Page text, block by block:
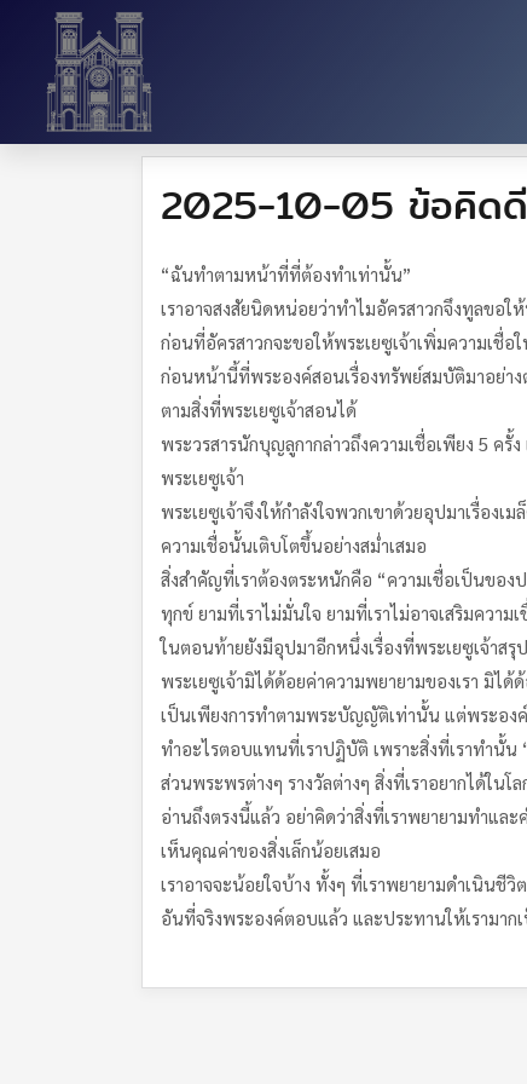
2025-10-05 ข้อคิด
“ฉันทำตามหน้าที่ที่ต้องทำเท่านั้น”
เราอาจสงสัยนิดหน่อยว่าทำไมอัครสาวกจึงทูลขอใ
ก่อนที่อัครสาวกจะขอให้พระเยซูเจ้าเพิ่มความเชื่
ก่อนหน้านี้ที่พระองค์สอนเรื่องทรัพย์สมบัติมาอย่าง
ตามสิ่งที่พระเยซูเจ้าสอนได้
พระวรสารนักบุญลูกากล่าวถึงความเชื่อเพียง 5 ค
พระเยซูเจ้า
พระเยซูเจ้าจึงให้กำลังใจพวกเขาด้วยอุปมาเรื่อง
ความเชื่อนั้นเติบโตขึ้นอย่างสม่ำเสมอ
สิ่งสำคัญที่เราต้องตระหนักคือ “ความเชื่อเป็นของ
ทุกข์ ยามที่เราไม่มั่นใจ ยามที่เราไม่อาจเสริมควา
ในตอนท้ายยังมีอุปมาอีกหนึ่งเรื่องที่พระเยซูเจ้าส
พระเยซูเจ้ามิได้ด้อยค่าความพยายามของเรา มิไ
เป็นเพียงการทำตามพระบัญญัติเท่านั้น แต่พระองค์
ทำอะไรตอบแทนที่เราปฏิบัติ เพราะสิ่งที่เราทำนั้
ส่วนพระพรต่างๆ รางวัลต่างๆ สิ่งที่เราอยากได้ใน
อ่านถึงตรงนี้แล้ว อย่าคิดว่าสิ่งที่เราพยายามทำแล
เห็นคุณค่าของสิ่งเล็กน้อยเสมอ
เราอาจจะน้อยใจบ้าง ทั้งๆ ที่เราพยายามดำเนิน
อันที่จริงพระองค์ตอบแล้ว และประทานให้เรามาก